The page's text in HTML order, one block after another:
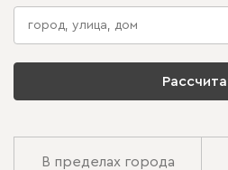
В пределах города